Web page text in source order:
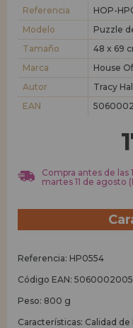
nuevo
¿Eres Profesional o
condiciones de ventas con
¡Adelante! Te estábamos
Referencia
HOP-
Modelo
Puzzle
Tamaño
48 x 69
Marca
House
Autor
Tracy Hall
EAN
Compra antes de las
martes 11 de agosto
Referencia: HP0554
Código EAN:
Peso: 800 g
Características: Calidad